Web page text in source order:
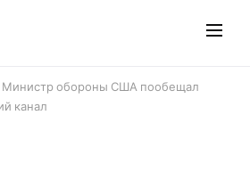
​Министр обороны США пообещал
канал